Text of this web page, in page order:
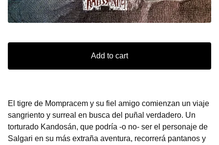
Add to cart
El tigre de Mompracem y su fiel amigo comienzan un viaje
sangriento y surreal en busca del puñal verdadero. Un
torturado Kandosán, que podría -o no- ser el personaje de
Salgari en su más extraña aventura, recorrerá pantanos y